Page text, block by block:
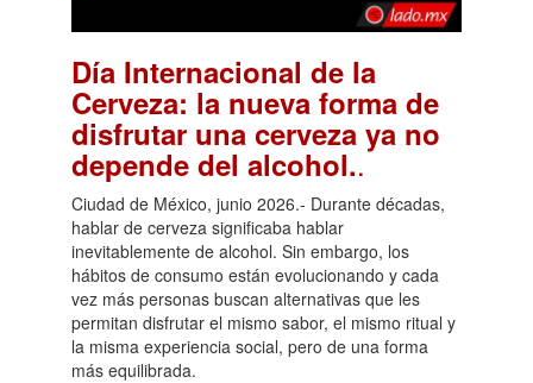
Día Internacional de la
Cerveza: la nueva forma de
disfrutar una cerveza ya no
depende del alcohol..
Ciudad de México, junio 2026.- Durante décadas,
hablar de cerveza significaba hablar
inevitablemente de alcohol. Sin embargo, los
hábitos de consumo están evolucionando y cada
vez más personas buscan alternativas que les
permitan disfrutar el mismo sabor, el mismo ritual y
la misma experiencia social, pero de una forma
más equilibrada.